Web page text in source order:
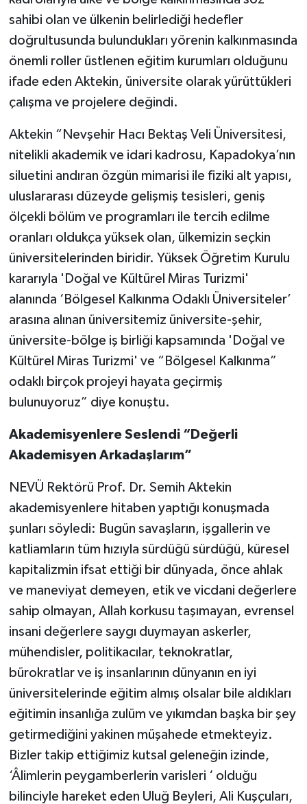
sahibi olan ve ülkenin belirlediği hedefler
doğrultusunda bulundukları yörenin kalkınmasında
önemli roller üstlenen eğitim kurumları olduğunu
ifade eden Aktekin, üniversite olarak yürüttükleri
çalışma ve projelere değindi.
Aktekin “Nevşehir Hacı Bektaş Veli Üniversitesi,
nitelikli akademik ve idari kadrosu, Kapadokya’nın
siluetini andıran özgün mimarisi ile fiziki alt yapısı,
uluslararası düzeyde gelişmiş tesisleri, geniş
ölçekli bölüm ve programları ile tercih edilme
oranları oldukça yüksek olan, ülkemizin seçkin
üniversitelerinden biridir. Yüksek Öğretim Kurulu
kararıyla 'Doğal ve Kültürel Miras Turizmi'
alanında ‘Bölgesel Kalkınma Odaklı Üniversiteler’
arasına alınan üniversitemiz üniversite-şehir,
üniversite-bölge iş birliği kapsamında 'Doğal ve
Kültürel Miras Turizmi' ve “Bölgesel Kalkınma”
odaklı birçok projeyi hayata geçirmiş
bulunuyoruz” diye konuştu.
Akademisyenlere Seslendi “Değerli
Akademisyen Arkadaşlarım”
NEVÜ Rektörü Prof. Dr. Semih Aktekin
akademisyenlere hitaben yaptığı konuşmada
şunları söyledi: Bugün savaşların, işgallerin ve
katliamların tüm hızıyla sürdüğü sürdüğü, küresel
kapitalizmin ifsat ettiği bir dünyada, önce ahlak
ve maneviyat demeyen, etik ve vicdani değerlere
sahip olmayan, Allah korkusu taşımayan, evrensel
insani değerlere saygı duymayan askerler,
mühendisler, politikacılar, teknokratlar,
bürokratlar ve iş insanlarının dünyanın en iyi
üniversitelerinde eğitim almış olsalar bile aldıkları
eğitimin insanlığa zulüm ve yıkımdan başka bir şey
getirmediğini yakinen müşahede etmekteyiz.
Bizler takip ettiğimiz kutsal geleneğin izinde,
‘Âlimlerin peygamberlerin varisleri ‘ olduğu
bilinciyle hareket eden Uluğ Beyleri, Ali Kuşçuları,